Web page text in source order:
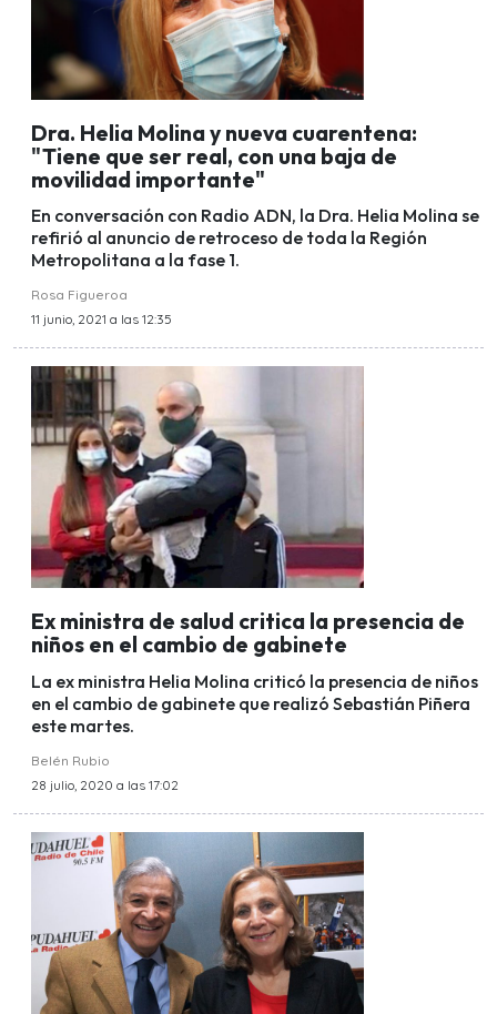
Dra. Helia Molina y nueva cuarentena:
"Tiene que ser real, con una baja de
movilidad importante"
En conversación con Radio ADN, la Dra. Helia Molina se
refirió al anuncio de retroceso de toda la Región
Metropolitana a la fase 1.
Rosa Figueroa
11 junio, 2021 a las 12:35
Ex ministra de salud critica la presencia de
niños en el cambio de gabinete
La ex ministra Helia Molina criticó la presencia de niños
en el cambio de gabinete que realizó Sebastián Piñera
este martes.
Belén Rubio
28 julio, 2020 a las 17:02